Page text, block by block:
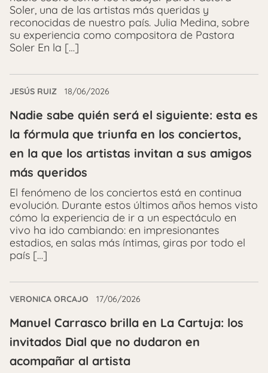
Soler, una de las artistas más queridas y
reconocidas de nuestro país. Julia Medina, sobre
su experiencia como compositora de Pastora
Soler En la […]
JESÚS RUIZ 18/06/2026
Nadie sabe quién será el siguiente: esta es
la fórmula que triunfa en los conciertos,
en la que los artistas invitan a sus amigos
más queridos
El fenómeno de los conciertos está en continua
evolución. Durante estos últimos años hemos visto
cómo la experiencia de ir a un espectáculo en
vivo ha ido cambiando: en impresionantes
estadios, en salas más íntimas, giras por todo el
país […]
VERONICA ORCAJO 17/06/2026
Manuel Carrasco brilla en La Cartuja: los
invitados Dial que no dudaron en
acompañar al artista